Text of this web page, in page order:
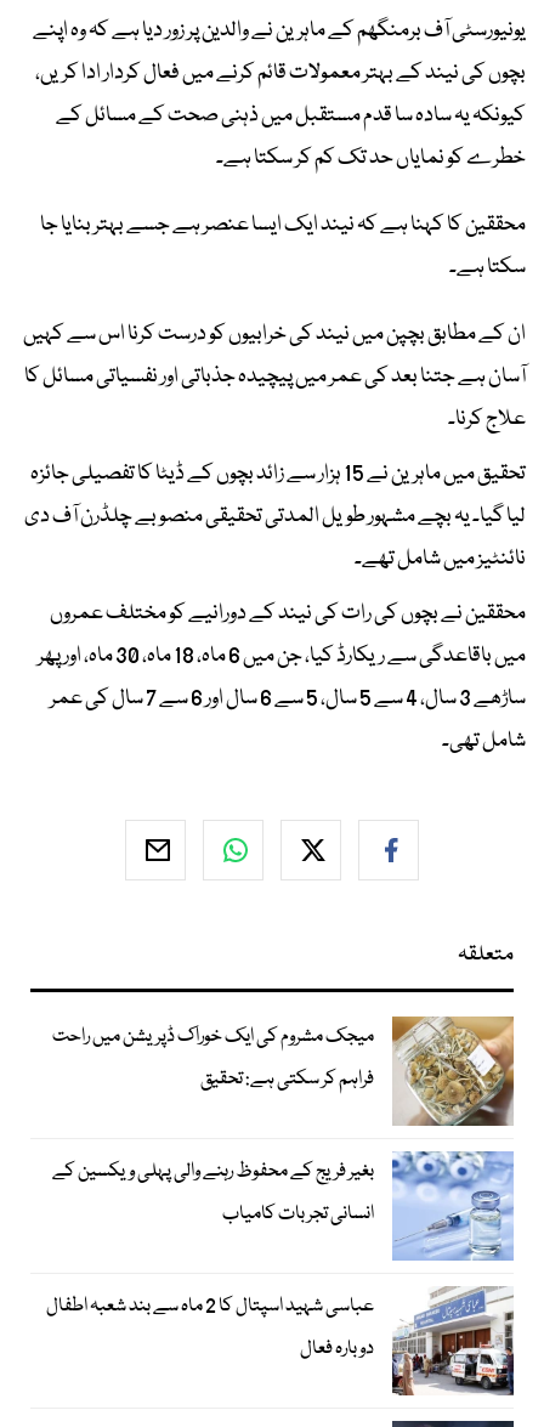
یونیورسٹی آف برمنگھم کے ماہرین نے والدین پر زور دیا ہے کہ وہ اپنے
بچوں کی نیند کے بہتر معمولات قائم کرنے میں فعال کردار ادا کریں،
کیونکہ یہ سادہ سا قدم مستقبل میں ذہنی صحت کے مسائل کے
خطرے کو نمایاں حد تک کم کر سکتا ہے۔
محققین کا کہنا ہے کہ نیند ایک ایسا عنصر ہے جسے بہتر بنایا جا
سکتا ہے۔
ان کے مطابق بچپن میں نیند کی خرابیوں کو درست کرنا اس سے کہیں
آسان ہے جتنا بعد کی عمر میں پیچیدہ جذباتی اور نفسیاتی مسائل کا
علاج کرنا۔
تحقیق میں ماہرین نے 15 ہزار سے زائد بچوں کے ڈیٹا کا تفصیلی جائزہ
لیا گیا۔ یہ بچے مشہور طویل المدتی تحقیقی منصوبے چلڈرن آف دی
نائنٹیز میں شامل تھے۔
محققین نے بچوں کی رات کی نیند کے دورانیے کو مختلف عمروں
میں باقاعدگی سے ریکارڈ کیا، جن میں 6 ماہ، 18 ماہ، 30 ماہ، اور پھر
ساڑھے 3 سال، 4 سے 5 سال، 5 سے 6 سال اور 6 سے 7 سال کی عمر
شامل تھی۔
متعلقہ
میجک مشروم کی ایک خوراک ڈپریشن میں راحت
فراہم کر سکتی ہے: تحقیق
بغیر فریج کے محفوظ رہنے والی پہلی ویکسین کے
انسانی تجربات کامیاب
عباسی شہید اسپتال کا 2 ماہ سے بند شعبہ اطفال
دوبارہ فعال